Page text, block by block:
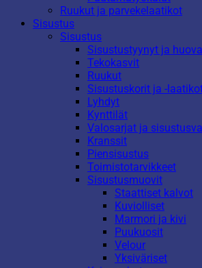
Ruukut ja parvekelaatikot
Sisustus
Sisustus
Sisustustyynyt ja
Tekokasvit
Ruukut
Sisustuskorit ja -
Lyhdyt
Kynttilät
Valosarjat ja
Kranssit
Piensisustus
Toimistotarvikkeet
Sisustusmuovit
Staattiset kalvot
Kuviolliset
Marmori ja kivi
Puukuosit
Velour
Yksiväriset